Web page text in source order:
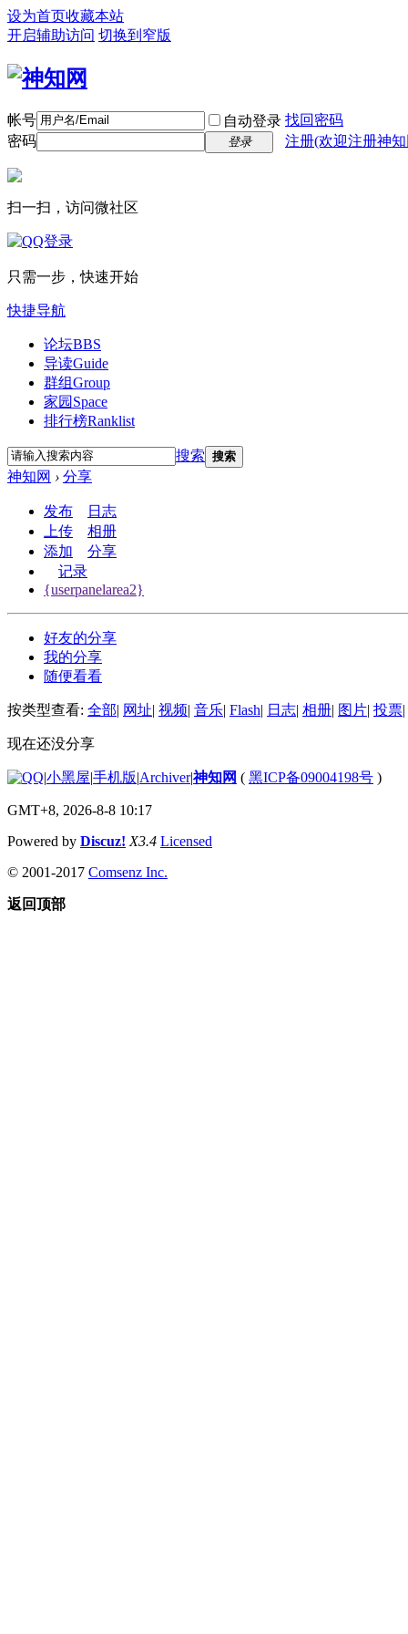
设为首页收藏本站
开启辅助访问 切换到窄版
帐号 自动登录 找回密码
密码
登录 注册(欢迎注册神
扫一扫，访问微社区
只需一步，快速开始
快捷导航
论坛BBS
导读Guide
群组Group
家园 Space
排行榜Ranklist
搜索 搜索
神知网 › 分享
发布
日志
上传
相册
添加
分享
记录
{userpanelarea2}
好友的分享
我的分享
随便看看
按类型查看: 全部| 网址| 视频| 音乐| Flash| 日志| 相册| 图片| 投票|
现在还没分享
|小黑屋|手机版|Archiver|神知网 ( 黑ICP备09004198号 )
GMT+8, 2026-8-8 10:17
Powered by Discuz! X3.4 Licensed
© 2001-2017 Comsenz Inc.
返回顶部